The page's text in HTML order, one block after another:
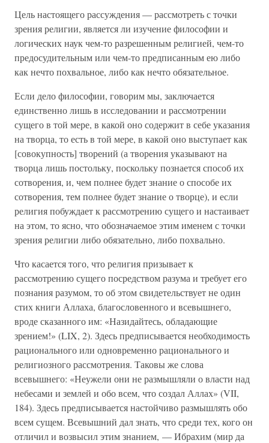
Цель настоящего рассуждения — рассмотреть с точки
зрения религии, является ли изучение философии и
логических наук чем-то разрешенным религией, чем-то
предосудительным или чем-то предписанным ею либо
как нечто похвальное, либо как нечто обязательное.
Если дело философии, говорим мы, заключается
единственно лишь в исследовании и рассмотрении
сущего в той мере, в какой оно содержит в себе указания
на творца, то есть в той мере, в какой оно выступает как
[совокупность] творений (а творения указывают на
творца лишь постольку, поскольку познается способ их
сотворения, и, чем полнее будет знание о способе их
сотворения, тем полнее будет знание о творце), и если
религия побуждает к рассмотрению сущего и настаивает
на этом, то ясно, что обозначаемое этим именем с точки
зрения религии либо обязательно, либо похвально.
Что касается того, что религия призывает к
рассмотрению сущего посредством разума и требует его
познания разумом, то об этом свидетельствует не один
стих книги Аллаха, благословенного и всевышнего,
вроде сказанного им: «Назидайтесь, обладающие
зрением!» (LIX, 2). Здесь предписывается необходимость
рационального или одновременно рационального и
религиозного рассмотрения. Таковы же слова
всевышнего: «Неужели они не размышляли о власти над
небесами и землей и обо всем, что создал Аллах» (VII,
184). Здесь предписывается настойчиво размышлять обо
всем сущем. Всевышний дал знать, что среди тех, кого он
отличил и возвысил этим знанием, — Ибрахим (мир да